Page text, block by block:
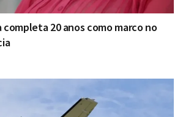
completa 20 anos como marco no